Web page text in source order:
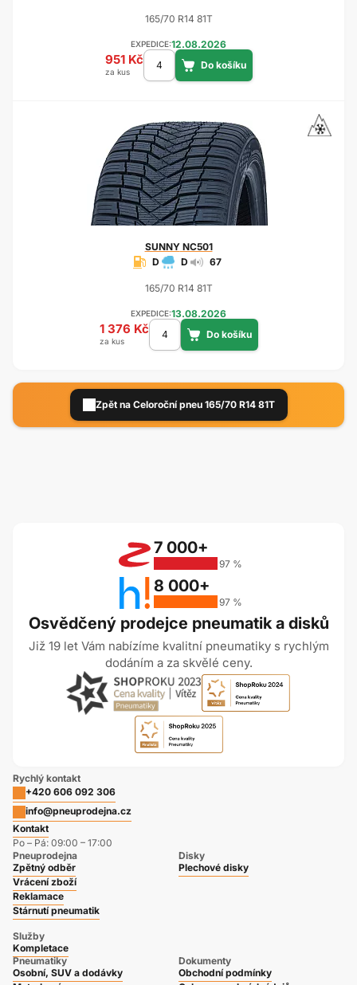
165/70 R14 81T
EXPEDICE:12.08.2026
951 Kč
za kus
SUNNYNC501
D
D 67
165/70 R14 81T
EXPEDICE:13.08.2026
1 376 Kč
za kus
Zpět na Celoroční pneu 165/70 R14 81T
Osvědčený prodejce pneumatik a disků
Již 19 let Vám nabízíme kvalitní pneumatiky s rychlým
dodáním a za skvělé ceny.
7 000+
97 %
8 000+
97 %
Rychlý kontakt
+420 606 092 306
info@pneuprodejna.cz
Kontakt
Po – Pá: 09:00 – 17:00
Pneuprodejna
Zpětný odběr
Vrácení zboží
Reklamace
Stárnutí pneumatik
Služby
Kompletace
Disky
Plechové disky
Pneumatiky
Osobní, SUV a dodávky
Dokumenty
Obchodní podmínky